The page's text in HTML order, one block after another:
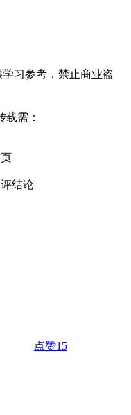
习参考，禁止商业盗
载需：
结论
点赞15